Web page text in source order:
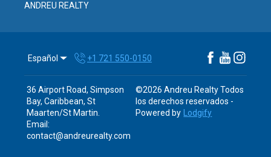
ANDREU REALTY
Español +1 721 550-0150
36 Airport Road, Simpson
Bay, Caribbean, St
Maarten/St Martin.
Email:
contact@andreurealty.com
©2026 Andreu RealtyTodos
los derechos reservados -
Powered by Lodgify